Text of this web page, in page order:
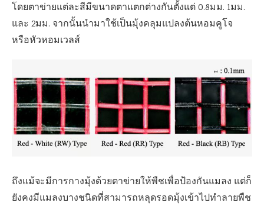
โดยตาข่ายแต่ละสีมีขนาดตาแตกต่างกันตั้งแต่ 0.8มม. 1มม.
และ 2มม. จากนั้นนำมาใช้เป็นมุ้งคลุมแปลงต้นหอมคูโจ
หรือหัวหอมเวลส์
ถึงแม้จะมีการกางมุ้งด้วยตาข่ายให้พืชเพื่อป้องกันแมลง แต่ก็
ยังคงมีแมลงบางชนิดที่สามารถหลุดรอดมุ้งเข้าไปทำลายพืช